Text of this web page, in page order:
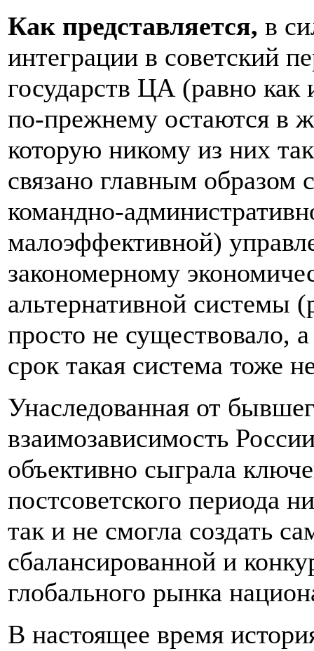
Как представляется, в
интеграции в советский
государств ЦА (равно как
по-прежнему остаются в
которую никому из них
связано главным образом
командно-
малоэффективной)
закономерному
альтернативной системы
просто не существовало,
срок такая система тоже
Унаследованная от
взаимозависимость
объективно сыграла
постсоветского периода
так и не смогла создать
сбалансированной и
глобального рынка
В настоящее время